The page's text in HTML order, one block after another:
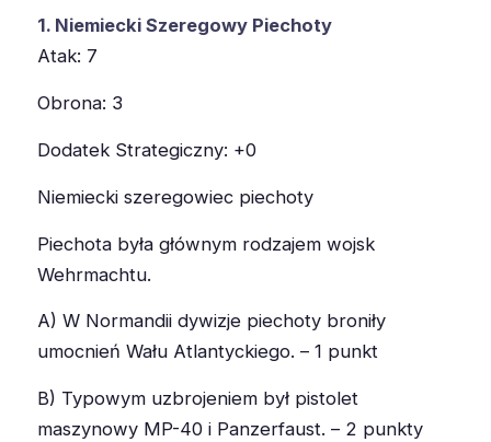
1. Niemiecki Szeregowy Piechoty
Atak: 7
Obrona: 3
Dodatek Strategiczny: +0
Niemiecki szeregowiec piechoty
Piechota była głównym rodzajem wojsk
Wehrmachtu.
A) W Normandii dywizje piechoty broniły
umocnień Wału Atlantyckiego. – 1 punkt
B) Typowym uzbrojeniem był pistolet
maszynowy MP-40 i Panzerfaust. – 2 punkty